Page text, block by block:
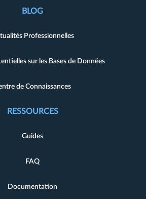
BLOG
Professionnelles
sur les Bases de Données
de Connaissances
RESSOURCES
Guides
FAQ
Documentation